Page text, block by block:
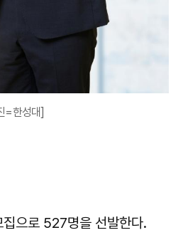
=한성대]
으로 527명을 선발한다.